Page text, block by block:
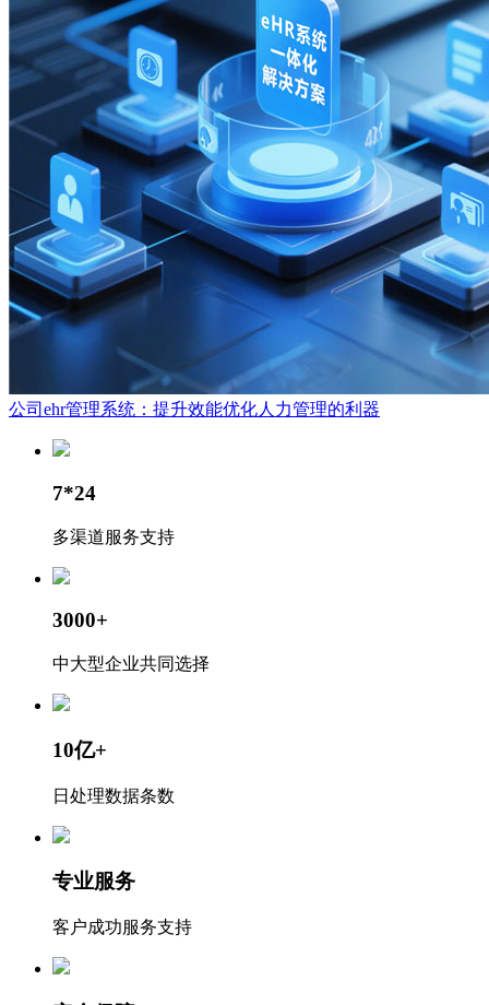
公司ehr管理系统：提升效能优化人力管理的利器
7*24
多渠道服务支持
3000+
中大型企业共同选择
10亿+
日处理数据条数
专业服务
客户成功服务支持